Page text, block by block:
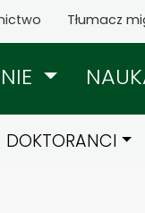
Tłumacz
DOKTORANCI